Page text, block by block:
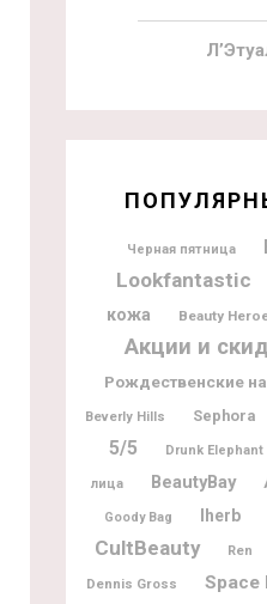
Черная пятница
Lookfantastic
кожа
Beauty
Акции и
Рождественские
Beverly Hills Sephora
5/5 Drunk Elephant
лица BeautyBay
Goody Bag Iherb
CultBeauty Ren
Dennis Gross
Space